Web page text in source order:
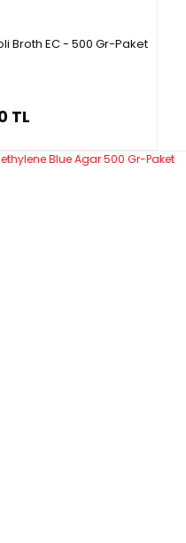
Broth EC - 500 Gr-Paket
TL